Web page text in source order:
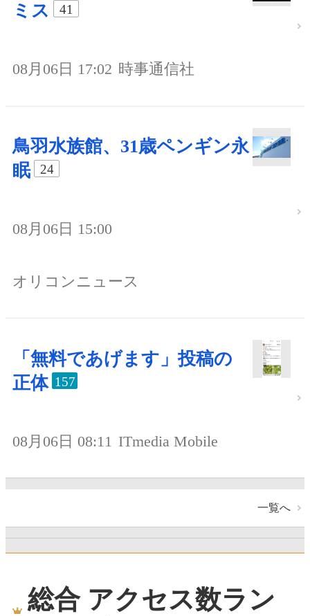
ミス
41
08月06日 17:02 時事通信社
鳥羽水族館、31歳ペンギン永
眠
24
08月06日 15:00
オリコンニュース
「無料であげます」投稿の
正体 157
08月06日 08:11 ITmedia Mobile
一覧へ
総合 アクセス数ラン